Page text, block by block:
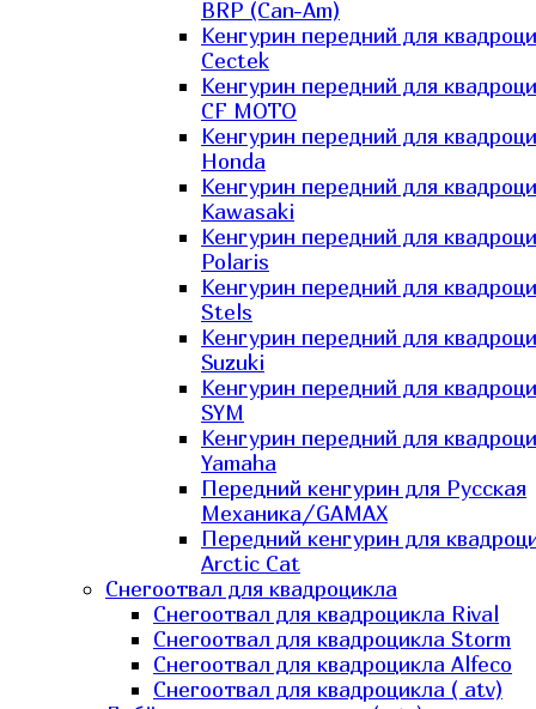
BRP (Can-Am)
Кенгурин передний для
Cectek
Кенгурин передний для
CF MOTO
Кенгурин передний для
Honda
Кенгурин передний для
Kawasaki
Кенгурин передний для
Polaris
Кенгурин передний для
Stels
Кенгурин передний для
Suzuki
Кенгурин передний для
SYM
Кенгурин передний для
Yamaha
Передний кенгурин для Русская
Механика/GAMAX
Передний кенгурин для
Arctic Cat
Снегоотвал для квадроцикла
Снегоотвал для квадроцикла Rival
Снегоотвал для квадроцикла Storm
Снегоотвал для квадроцикла Alfeco
Снегоотвал для квадроцикла ( atv)